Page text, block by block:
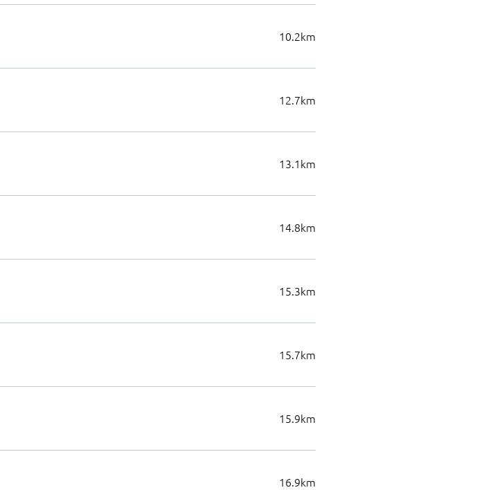
10.2km
12.7km
13.1km
14.8km
15.3km
15.7km
15.9km
16.9km